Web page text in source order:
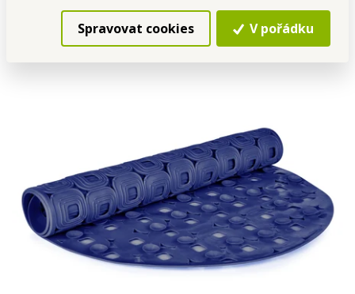
Spravovat cookies V pořádku
Pořiď si podložku, aby tvé koupání bylo bezpečné a už ti
nikdy neuklouzla noha při vstupu i výstupu z vany. Úrazy